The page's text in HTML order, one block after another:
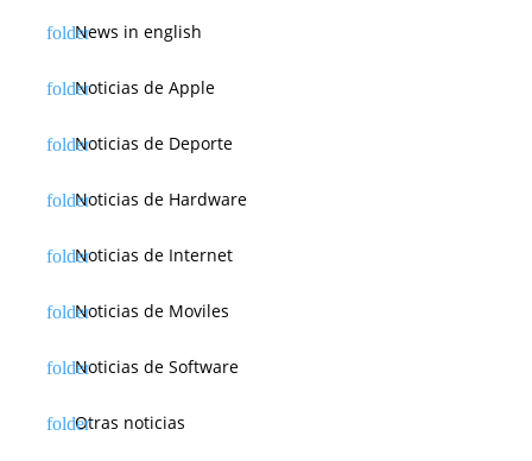
News in english
Noticias de Apple
Noticias de Deporte
Noticias de Hardware
Noticias de Internet
Noticias de Moviles
Noticias de Software
Otras noticias